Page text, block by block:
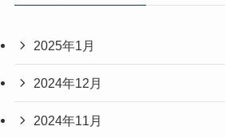
2025年1月
2024年12月
2024年11月